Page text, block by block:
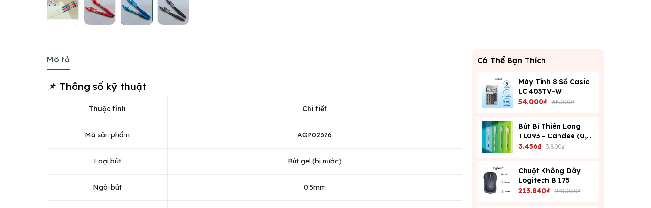
Có Thể Bạn Thích
Máy Tính 8 Số Casio
LC 403TV-W
54.000₫ 65.000₫
Bút Bi Thiên Long
TL093 - Candee (0,6
Mm) - Xanh
3.456₫ 3.800₫
Chuột Không Dây
Logitech B 175
213.840₫ 270.000₫
Mô tả
📌 Thông số kỹ thuật
Thuộc tính Chi tiết
Mã sản phẩm AGP02376
Loại bút Bút gel (bi nước)
Ngòi bút 0.5mm